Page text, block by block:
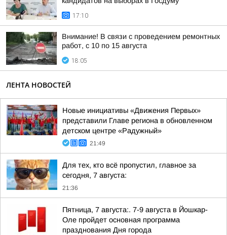
17:10
Внимание! В связи с проведением ремонтных
работ, с 10 по 15 августа
18:05
ЛЕНТА НОВОСТЕЙ
Новые инициативы «Движения Первых»
представили Главе региона в обновленном
детском центре «Радужный»
21:49
Для тех, кто всё пропустил, главное за
сегодня, 7 августа:
21:36
Пятница, 7 августа:. 7-9 августа в Йошкар-
Оле пройдет основная программа
празднования Дня города